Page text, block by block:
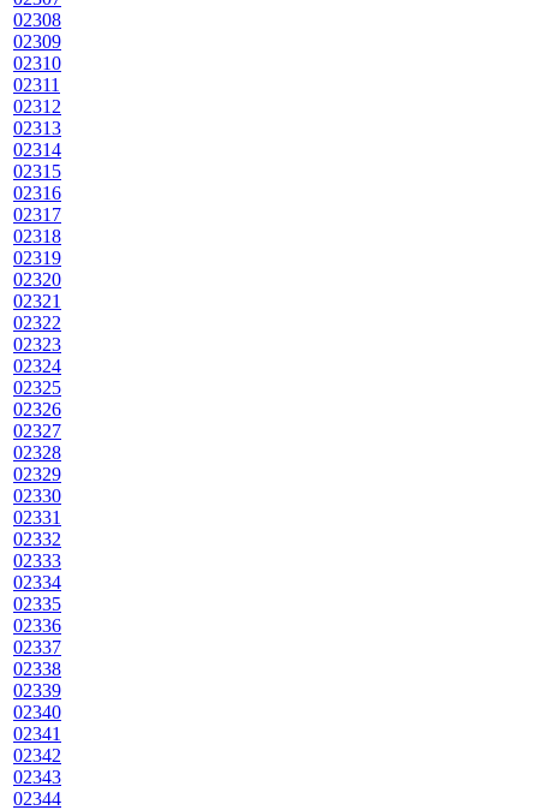
02308
02309
02310
02311
02312
02313
02314
02315
02316
02317
02318
02319
02320
02321
02322
02323
02324
02325
02326
02327
02328
02329
02330
02331
02332
02333
02334
02335
02336
02337
02338
02339
02340
02341
02342
02343
02344